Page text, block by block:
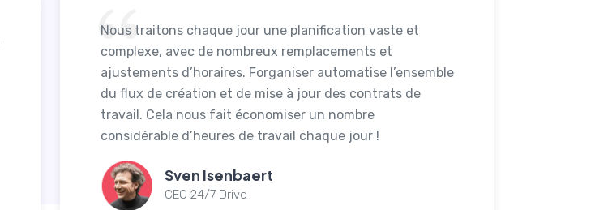
Nous traitons chaque jour une planification vaste et
complexe, avec de nombreux remplacements et
ajustements d’horaires. Forganiser automatise l’ensemble
du flux de création et de mise à jour des contrats de
travail. Cela nous fait économiser un nombre
considérable d’heures de travail chaque jour !
Sven Isenbaert
CEO 24/7 Drive